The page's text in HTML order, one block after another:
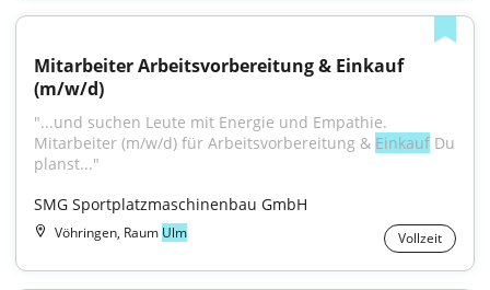
Mitarbeiter Arbeitsvorbereitung & Einkauf
(m/w/d)
"...und suchen Leute mit Energie und Empathie.
Mitarbeiter (m/w/d) für Arbeitsvorbereitung & Einkauf Du
planst..."
SMG Sportplatzmaschinenbau GmbH
Vöhringen, Raum Ulm Vollzeit